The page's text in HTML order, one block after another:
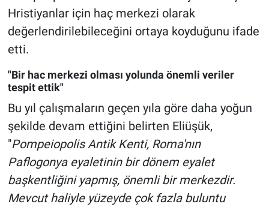
Hristiyanlar için haç merkezi olarak
değerlendirilebileceğini ortaya koyduğunu ifade
etti.
"Bir hac merkezi olması yolunda önemli veriler
tespit ettik"
Bu yıl çalışmaların geçen yıla göre daha yoğun
şekilde devam ettiğini belirten Eliüşük,
"Pompeiopolis Antik Kenti, Roma'nın
Paflogonya eyaletinin bir dönem eyalet
başkentliğini yapmış, önemli bir merkezdir.
Mevcut haliyle yüzeyde çok fazla buluntu